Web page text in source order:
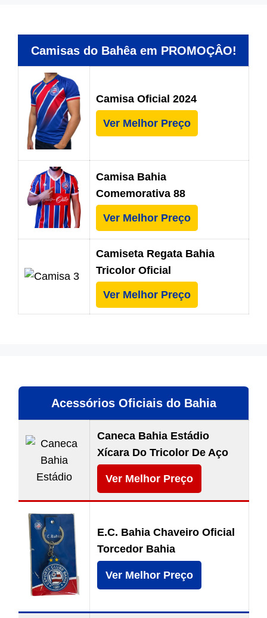
Camisas do Bahêa em PROMOÇÂO!
Camisa Oficial 2024
Ver Melhor Preço
Camisa Bahia
Comemorativa 88
Ver Melhor Preço
Camiseta Regata Bahia
Tricolor Oficial
Ver Melhor Preço
Acessórios Oficiais do Bahia
Caneca Bahia Estádio
Xícara Do Tricolor De Aço
Ver Melhor Preço
E.C. Bahia Chaveiro Oficial
Torcedor Bahia
Ver Melhor Preço